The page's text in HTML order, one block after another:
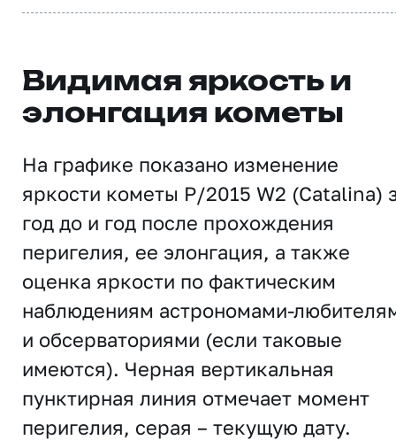
Видимая яркость и
элонгация кометы
На графике показано изменение
яркости кометы P/2015 W2 (Catalina)
год до и год после прохождения
перигелия, ее элонгация, а также
оценка яркости по фактическим
наблюдениям астрономами-
и обсерваториями (если таковые
имеются). Черная вертикальная
пунктирная линия отмечает момент
перигелия, серая – текущую дату.